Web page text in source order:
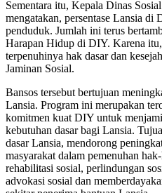
Sementara itu, Kepala Dinas
mengatakan, persentase Lansia
penduduk. Jumlah ini terus
Harapan Hidup di DIY. Karena
terpenuhinya hak dasar dan
Jaminan Sosial.
Bansos tersebut bertujuan
Lansia. Program ini merupakan
komitmen kuat DIY untuk
kebutuhan dasar bagi Lansia.
dasar Lansia, mendorong
masyarakat dalam pemenuhan
rehabilitasi sosial, perlindungan
advokasi sosial dan